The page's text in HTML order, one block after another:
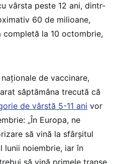
vârsta peste 12 ani, dintr-
60 de milioane,
completă la 10 octombrie,
de vaccinare,
săptămâna trecută că
de vârstă 5-11 ani vor
„În Europa, ne
să vină la sfârşitul
lunii noiembrie, iar în